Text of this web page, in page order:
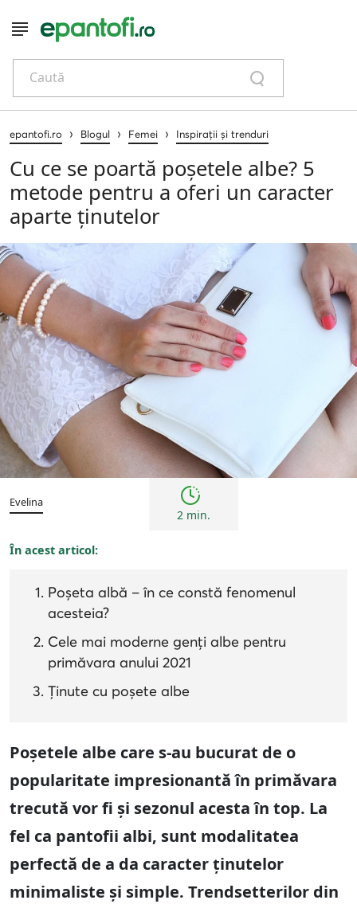
Caută
epantofi.ro › Blogul › Femei › Inspirații și trenduri
Cu ce se poartă poșetele albe? 5
metode pentru a oferi un caracter
aparte ținutelor
Femei Inspirații și trenduri
Evelina
2 min.
În acest articol:
Poșeta albă – în ce constă fenomenul
acesteia?
Cele mai moderne genți albe pentru
primăvara anului 2021
Ținute cu poșete albe
Poșetele albe care s-au bucurat de o
popularitate impresionantă în primăvara
trecută vor fi și sezonul acesta în top. La
fel ca pantofii albi, sunt modalitatea
perfectă de a da caracter ținutelor
minimaliste și simple. Trendsetterilor din